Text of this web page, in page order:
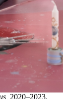
2020–2023.